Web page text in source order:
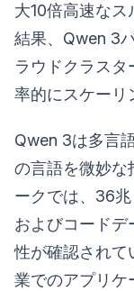
大10倍高速な
結果、Qwen 3
ラウドクラス
率的にスケーリ
Qwen 3は多言
の言語を微妙な
ークでは、36
およびコード
性が確認されて
業でのアプリケ